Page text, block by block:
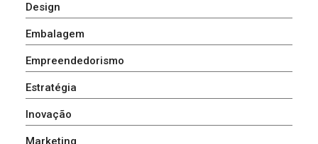
Design
Embalagem
Empreendedorismo
Estratégia
Inovação
Marketing